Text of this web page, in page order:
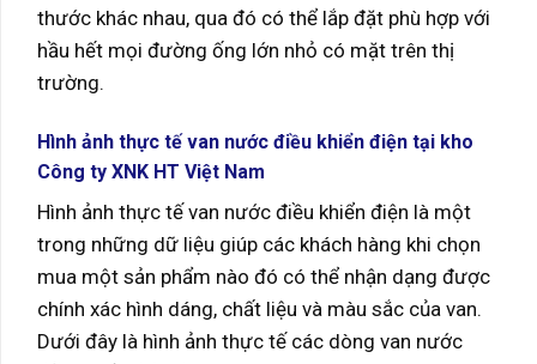
thước khác nhau, qua đó có thể lắp đặt phù hợp với
hầu hết mọi đường ống lớn nhỏ có mặt trên thị
trường.
Hình ảnh thực tế van nước điều khiển điện tại kho
Công ty XNK HT Việt Nam
Hình ảnh thực tế van nước điều khiển điện là một
trong những dữ liệu giúp các khách hàng khi chọn
mua một sản phẩm nào đó có thể nhận dạng được
chính xác hình dáng, chất liệu và màu sắc của van.
Dưới đây là hình ảnh thực tế các dòng van nước